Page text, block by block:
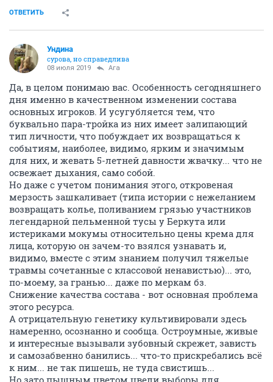
ОТВЕТИТЬ
Ундинa
сурова, но справедлива
08 июля 2019 Ага
Да, в целом понимаю вас. Особенность сегодняшнего
дня именно в качественном изменении состава
основных игроков. И усугубляется тем, что
буквально пара-тройка из них имеет залипающий
тип личности, что побуждает их возвращаться к
событиям, наиболее, видимо, ярким и значимым
для них, и жевать 5-летней давности жвачку... что не
освежает дыхания, само собой.
Но даже с учетом понимания этого, откровеная
мерзость зашкаливает (типа истории с нежеланием
возвращать колье, поливанием грязью участников
легендарной пельменной тусы у Беркута или
истериками мокумы относительно цены крема для
лица, которую он зачем-то взялся узнавать и,
видимо, вместе с этим знанием получил тяжелые
травмы сочетанные с классовой ненавистью)... это,
по-моему, за гранью... даже по меркам бз.
Снижение качества состава - вот основная проблема
этого ресурса.
А отрицательную генетику культивировали здесь
намеренно, осознанно и сообща. Остроумные, живые
и интересные вызывали зубовный скрежет, зависть
и самозабвенно банились... что-то прискребались всё
к ним... не так пишешь, не туда свистишь...
Но зато пышным цветом цвели выборы для